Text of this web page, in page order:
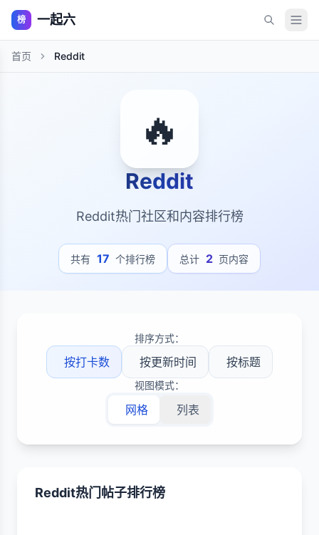
榜 一起六
首页 Reddit
🔥
Reddit
Reddit热门社区和内容排行榜
共有 17 个排行榜 总计 2 页内容
排序方式：
按打卡数 按更新时间 按标题
视图模式：
网格 列表
Reddit热门帖子排行榜